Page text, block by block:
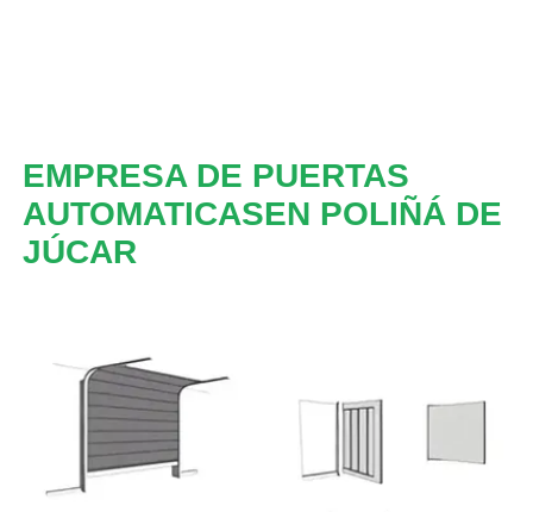
EMPRESA DE PUERTAS
AUTOMATICASEN POLIÑÁ DE
JÚCAR